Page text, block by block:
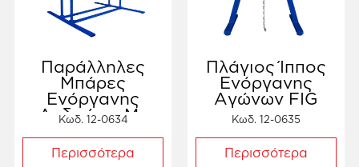
Παράλληλες
Μπάρες
Ενόργανης
Ανδρών – Με
Κωδ. 12-0634
Περισσότερα
Πλάγιος Ίππος
Ενόργανης
Αγώνων FIG
Κωδ. 12-0635
Περισσότερα